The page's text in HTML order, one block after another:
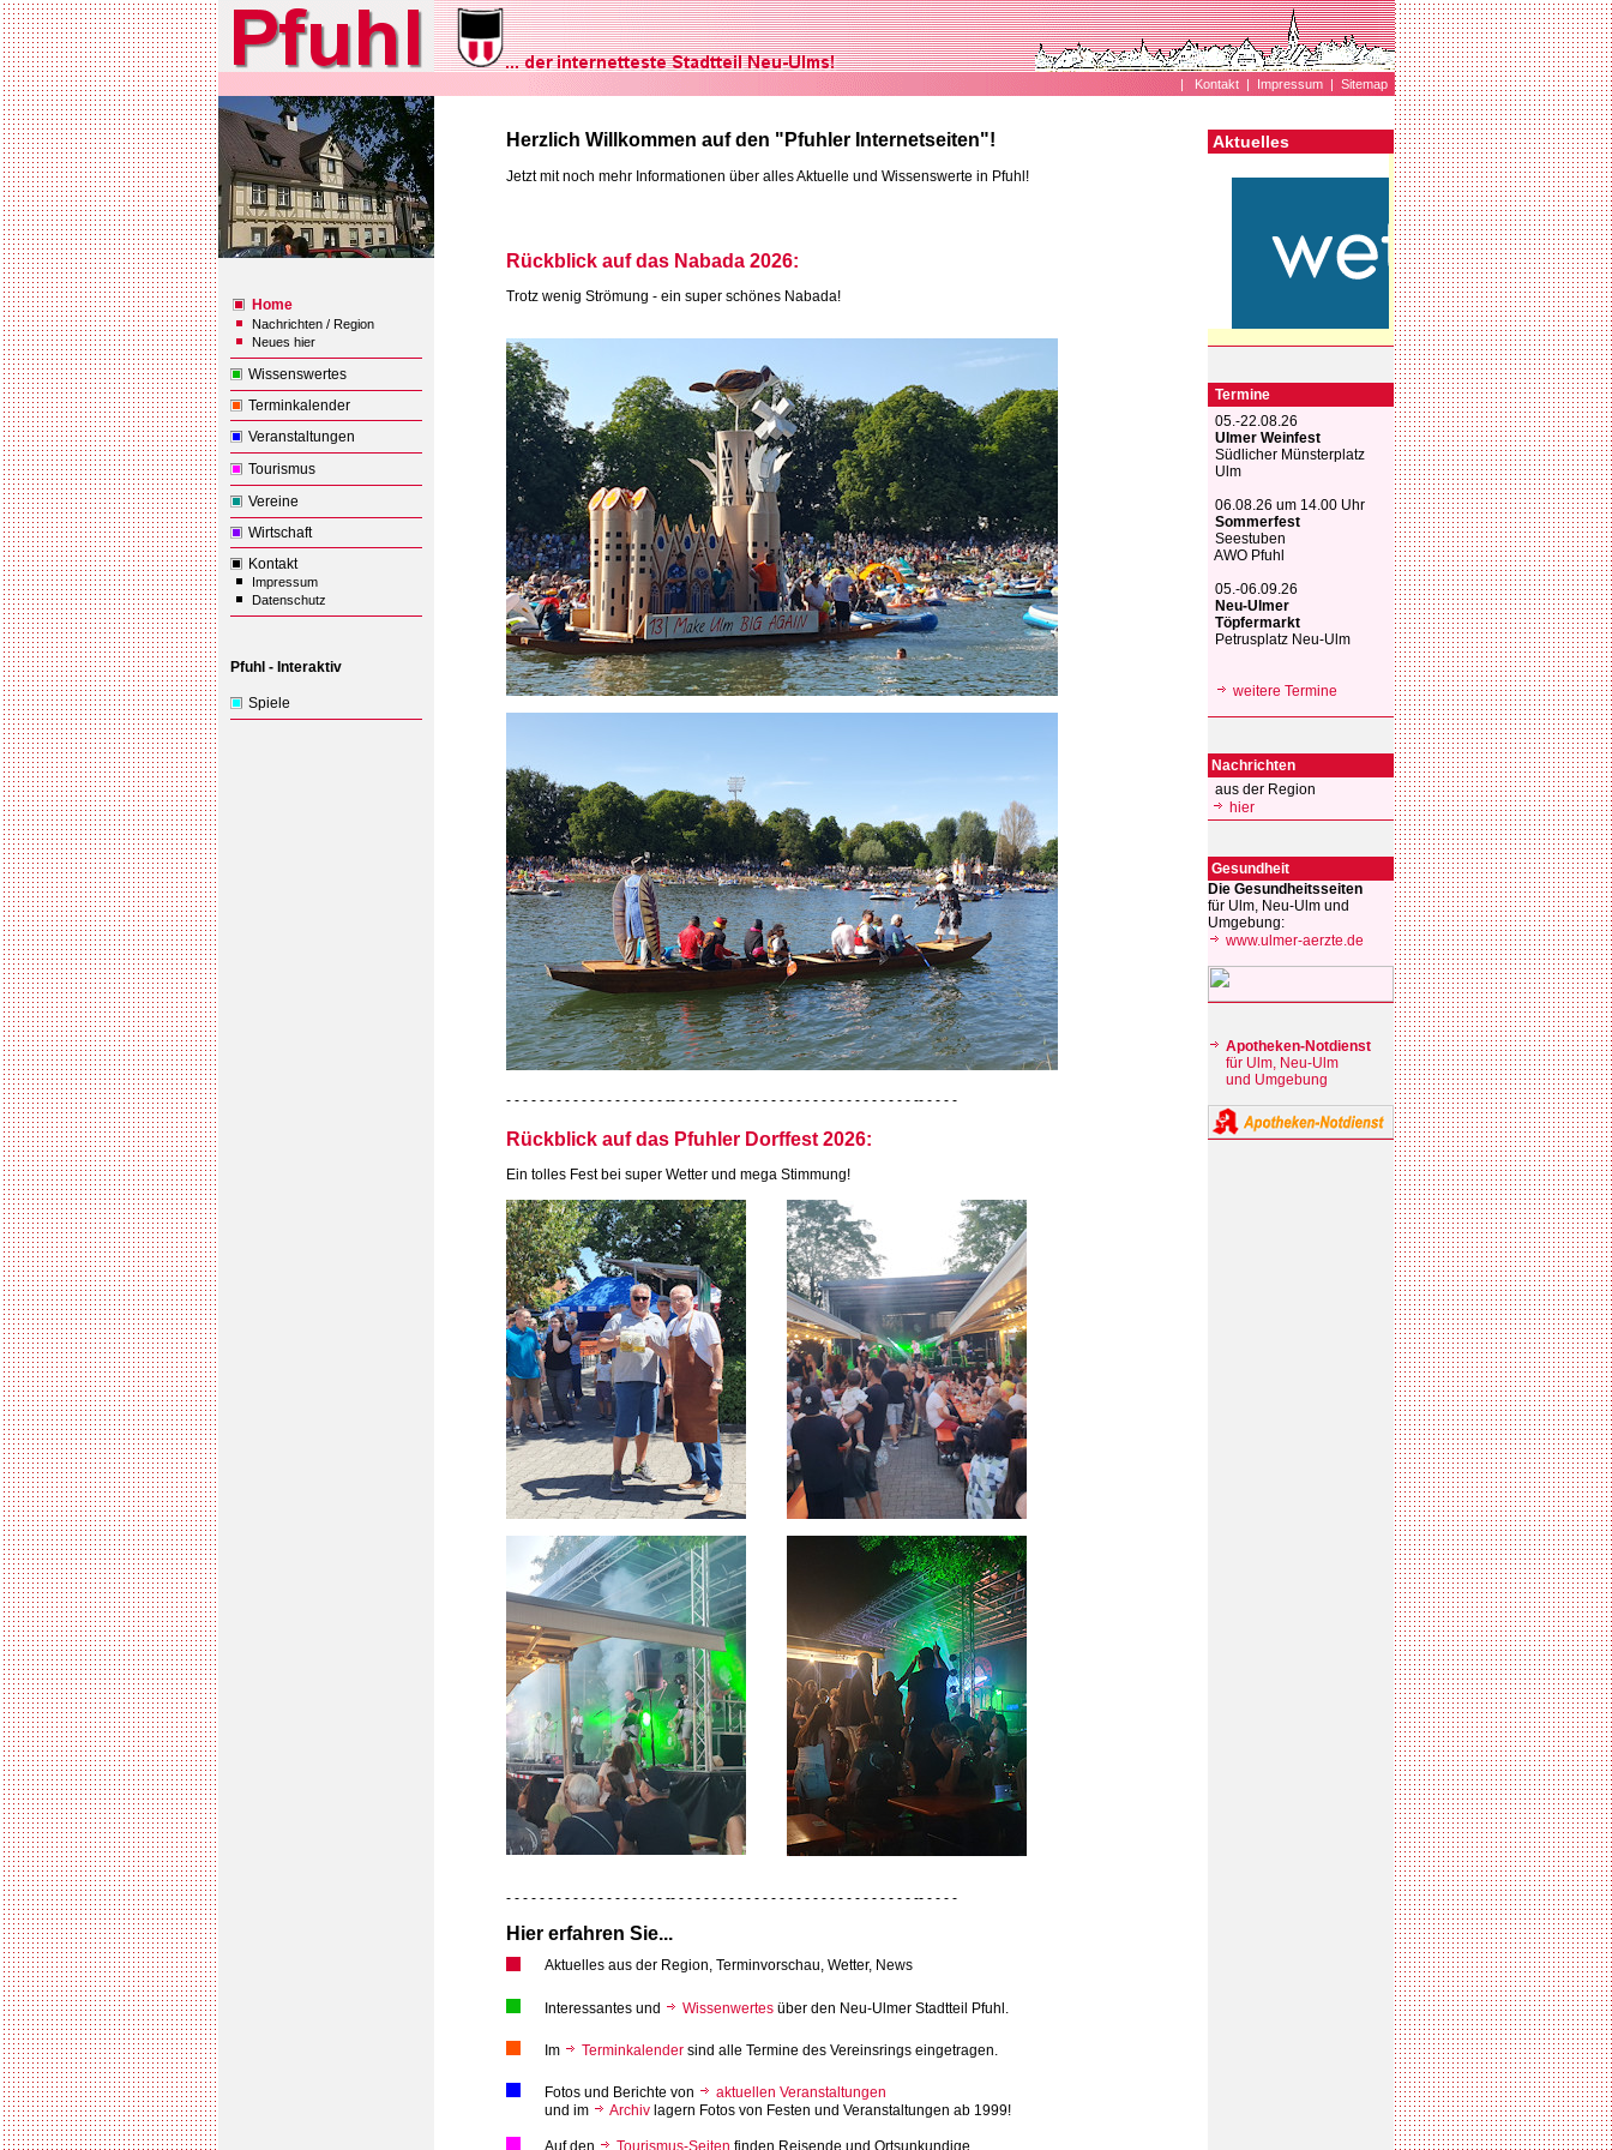
| Kontakt| Impressum| Sitemap
Home
Nachrichten / Region
Neues hier
Wissenswertes
Terminkalender
Veranstaltungen
Tourismus
Vereine
Wirtschaft
Kontakt
Impressum
Datenschutz
Pfuhl - Interaktiv
Spiele
Herzlich Willkommen auf den "Pfuhler Internetseiten"!
Jetzt mit noch mehr Informationen über alles Aktuelle und Wissenswerte in Pfuhl!
Rückblick auf das Nabada 2026:
Trotz wenig Strömung - ein super schönes Nabada!
- - - - - - - - - - - - - - - - - - - -- - - - - - - - - - - - - - - - - - - - - - - - - - - - - -- - - - -
Rückblick auf das Pfuhler Dorffest 2026:
Ein tolles Fest bei super Wetter und mega Stimmung!
- - - - - - - - - - - - - - - - - - - -- - - - - - - - - - - - - - - - - - - - - - - - - - - - - -- - - - -
Hier erfahren Sie...
Aktuelles aus der Region, Terminvorschau, Wetter, News
Interessantes und Wissenwertesüber den Neu-Ulmer Stadtteil Pfuhl.
Im Terminkalendersind alle Termine des Vereinsrings eingetragen.
Fotos und Berichte von
aktuellen Veranstaltungen
und im
Archivlagern Fotos von Festen und Veranstaltungen ab 1999!
Auf den Tourismus-Seiten finden Reisende und Ortsunkundige
Aktuelles
Termine
05.-22.08.26
Ulmer Weinfest
Südlicher Münsterplatz
Ulm
06.08.26 um 14.00 Uhr
Sommerfest
Seestuben
AWO Pfuhl
05.-06.09.26
Neu-Ulmer
Töpfermarkt
Petrusplatz Neu-Ulm
weitere Termine
Nachrichten
aus der Region
hier
Gesundheit
Die Gesundheitsseiten
für Ulm, Neu-Ulm und
Umgebung:
www.ulmer-aerzte.de
Apotheken-Notdienst
für Ulm, Neu-Ulm
und Umgebung